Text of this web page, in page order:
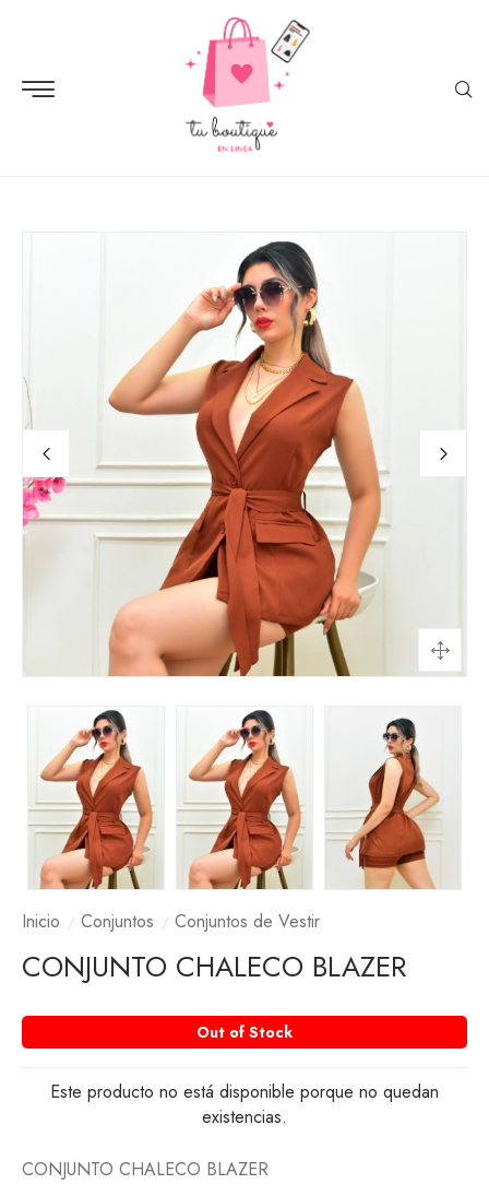
Inicio Conjuntos Conjuntos de Vestir
CONJUNTO CHALECO BLAZER
Out of Stock
Este producto no está disponible porque no quedan
existencias.
CONJUNTO CHALECO BLAZER